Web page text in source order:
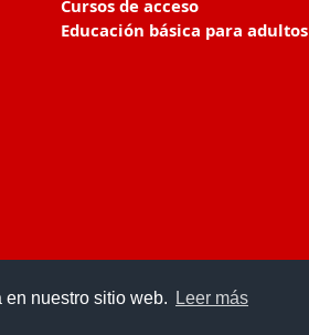
nuestro sitio web. Leer más
Cursos de acceso
Educación básica para adultos